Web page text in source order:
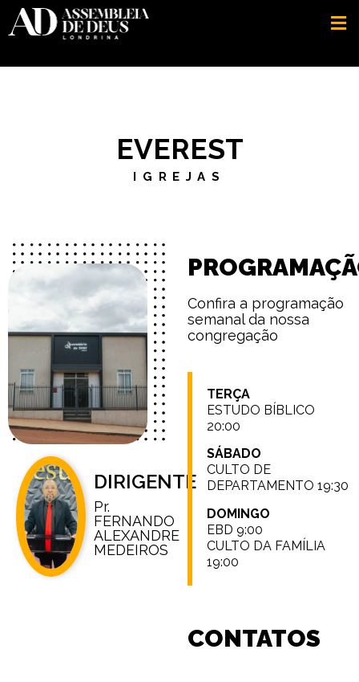
EVEREST
IGREJAS
DIRIGENTE
Pr.
FERNANDO
ALEXANDRE
MEDEIROS
Confira a programação
semanal da nossa
congregação
TERÇA
ESTUDO BÍBLICO
20:00
SÁBADO
CULTO DE
DEPARTAMENTO 19:30
DOMINGO
EBD 9:00
CULTO DA FAMÍLIA
19:00
CONTATOS